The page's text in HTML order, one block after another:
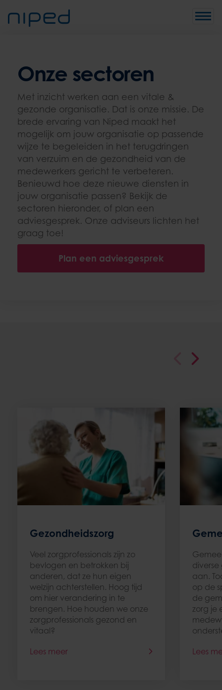
Onze sectoren
Met inzicht werken aan een vitale &
gezonde organisatie. Dat is onze missie. De
brede ervaring van Niped maakt het
mogelijk om jouw organisatie op passende
wijze te begeleiden in het terugdringen
van verzuim en de gezondheid van de
medewerkers gericht te verbeteren.
Benieuwd hoe deze nieuwe diensten in
jouw organisatie passen? Bekijk de
sectoren hieronder, of plan een
adviesgesprek. Onze adviseurs lichten het
graag toe!
Plan een adviesgesprek
Gezondheidszorg
Veel zorgprofessionals zijn zo
bevlogen en betrokken bij
anderen, dat ze hun eigen
welzijn achterstellen. Hoog tijd
om hier verandering in te
brengen. Hoe houden we onze
zorgprofessionals gezond en
vitaal?
Lees meer
aan.
op de
de
zorg je
Lees